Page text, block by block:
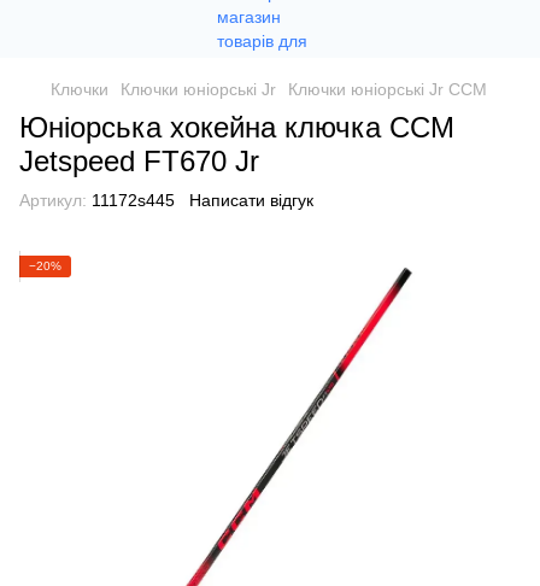
Ключки Ключки юніорські Jr Ключки юніорські Jr CCM
Юніорська хокейна ключка CCM
Jetspeed FT670 Jr
Артикул: 11172s445 Написати відгук
−20%